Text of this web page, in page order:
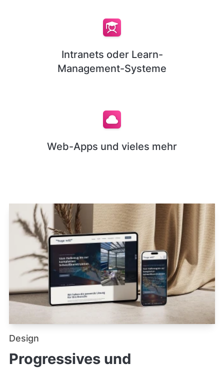
Intranets oder Learn-
Management-Systeme
Web-Apps und vieles mehr
Design
Progressives und